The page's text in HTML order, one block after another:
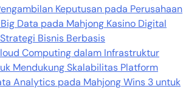
Keputusan pada Perusahaan
Data pada Mahjong Kasino Digital
Bisnis Berbasis
Computing dalam Infrastruktur
Mendukung Skalabilitas Platform
Analytics pada Mahjong Wins 3 untuk